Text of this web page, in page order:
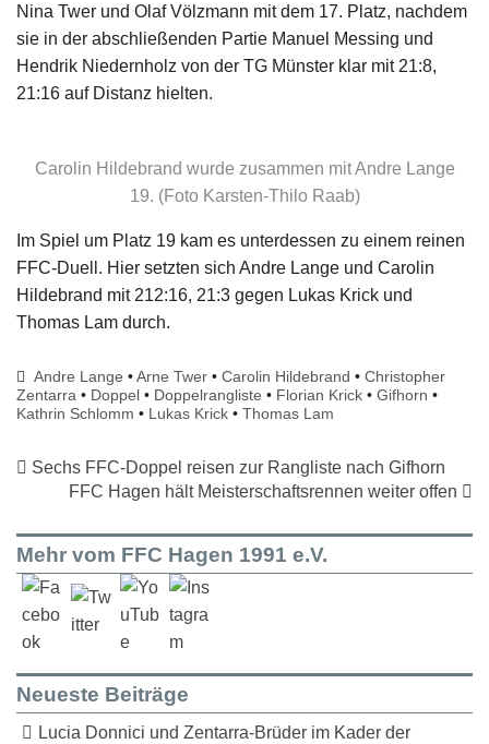
Nina Twer und Olaf Völzmann mit dem 17. Platz, nachdem
sie in der abschließenden Partie Manuel Messing und
Hendrik Niedernholz von der TG Münster klar mit 21:8,
21:16 auf Distanz hielten.
Carolin Hildebrand wurde zusammen mit Andre Lange
19. (Foto Karsten-Thilo Raab)
Im Spiel um Platz 19 kam es unterdessen zu einem reinen
FFC-Duell. Hier setzten sich Andre Lange und Carolin
Hildebrand mit 212:16, 21:3 gegen Lukas Krick und
Thomas Lam durch.
Andre Lange •Arne Twer •Carolin Hildebrand •Christopher
Zentarra • Doppel • Doppelrangliste • Florian Krick • Gifhorn •
Kathrin Schlomm • Lukas Krick • Thomas Lam
Sechs FFC-Doppel reisen zur Rangliste nach Gifhorn
FFC Hagen hält Meisterschaftsrennen weiter offen
Mehr vom FFC Hagen 1991 e.V.
Neueste Beiträge
Lucia Donnici und Zentarra-Brüder im Kader der